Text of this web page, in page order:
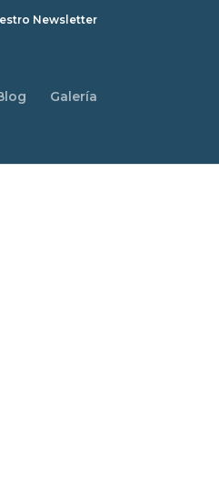
Newsletter
Galería